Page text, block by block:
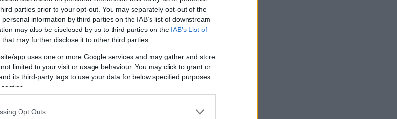
parties prior to your opt-out. You may separately opt-out of the
information by third parties on the IAB’s list of downstream
may also be disclosed by us to third parties on the IAB’s List of
that may further disclose it to other third parties.
app uses one or more Google services and may gather and store
limited to your visit or usage behaviour. You may click to grant or
its third-party tags to use your data for below specified purposes
Opt Outs
γλυκάκαιαλμυρά, από αφράτα και
μέχρι φοκάτσιες
για να γλύφεις τα
κάθε σημείο της πόλης, αλλά
το τελευταίο διάστημα.